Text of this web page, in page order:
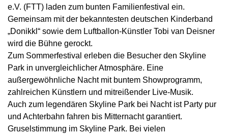
e.V. (FTT) laden zum bunten Familienfestival ein.
Gemeinsam mit der bekanntesten deutschen Kinderband
„Donikkl“ sowie dem Luftballon-Künstler Tobi van Deisner
wird die Bühne gerockt.
Zum Sommerfestival erleben die Besucher den Skyline
Park in unvergleichlicher Atmosphäre. Eine
außergewöhnliche Nacht mit buntem Showprogramm,
zahlreichen Künstlern und mitreißender Live-Musik.
Auch zum legendären Skyline Park bei Nacht ist Party pur
und Achterbahn fahren bis Mitternacht garantiert.
Gruselstimmung im Skyline Park. Bei vielen